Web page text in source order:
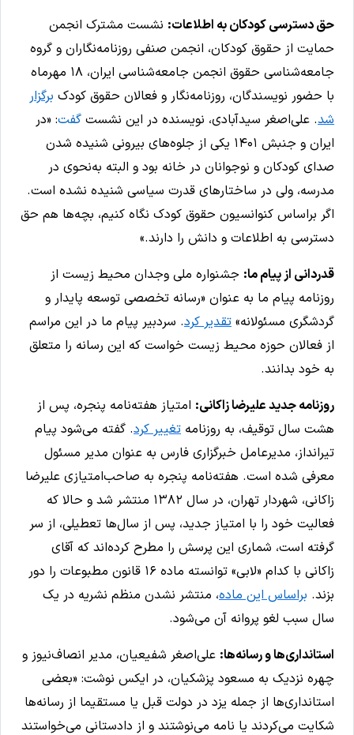
حق دسترسی کودکان به اطلاعات:نشست مشترک انجمن
حمایت از حقوق کودکان، انجمن صنفی روزنامه‌نگاران و گروه
جامعه‌شناسی حقوق انجمن جامعه‌شناسی ایران، ۱۸ مهرماه
با حضور نویسندگان، روزنامه‌نگار و فعالان حقوق کودک برگزار
شد. علی‌اصغر سیدآبادی، نویسنده در این نشست گفت: «در
ایران و جنبش ۱۴۰۱ یکی از جلوه‌های بیرونی شنیده شدن
صدای کودکان و نوجوانان در خانه بود و البته به‌نحوی در
مدرسه، ولی در ساختارهای قدرت سیاسی شنیده نشده است.
اگر براساس کنوانسیون حقوق کودک نگاه کنیم، بچه‌ها هم حق
دسترسی به اطلاعات و دانش را دارند.»
قدردانی از پیام ما:جشنواره ملی وجدان محیط زیست از
روزنامه پیام ما به عنوان «رسانه تخصصی توسعه پایدار و
گردشگری مسئولانه» تقدیر کرد. سردبیر پیام ما در این مراسم
از فعالان حوزه محیط زیست خواست که این رسانه را متعلق
به خود بدانند.
روزنامه‌ جدید علیرضا زاکانی:امتیاز هفته‌نامه پنجره، پس از
هشت سال توقیف، به روزنامه تغییر کرد. گفته می‌شود پیام
تیرانداز، مدیرعامل خبرگزاری فارس به عنوان مدیر مسئول
معرفی شده است. هفته‌نامه پنجره به صاحب‌امتیازی علیرضا
زاکانی، شهردار تهران، در سال ۱۳۸۲ منتشر شد و حالا که
فعالیت خود را با امتیاز جدید، پس از سال‌ها تعطیلی، از سر
گرفته است، شماری این پرسش را مطرح کرده‌اند که آقای
زاکانی با کدام «لابی» توانسته ماده ۱۶ قانون مطبوعات را دور
بزند. براساس این ماده، منتشر نشدن منظم نشریه در یک
سال سبب لغو پروانه آن می‌شود.
استانداری‌ها و رسانه‌ها:علی‌اصغر شفیعیان،‌ مدیر انصاف‌نیوز و
چهره نزدیک به مسعود پزشکیان، در ایکس نوشت: «بعضی
استانداری‌ها از جمله یزد در دولت قبل یا مستقیما از رسانه‌ها
شکایت می‌کردند یا نامه می‌نوشتند و از دادستانی می‌خواستند